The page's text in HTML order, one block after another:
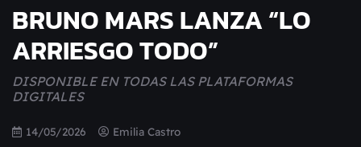
BRUNO MARS LANZA “LO
ARRIESGO TODO”
DISPONIBLE EN TODAS LAS PLATAFORMAS
DIGITALES
14/05/2026 Emilia Castro